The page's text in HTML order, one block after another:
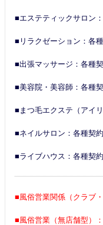
■エステティックサロン
■リラクゼーション：各
■出張マッサージ：各種
■美容院・美容師：各種
■まつ毛エクステ（アイ
■ネイルサロン：各種契
■ライブハウス：各種契
■風俗営業関係（クラブ
■風俗営業（無店舗型）